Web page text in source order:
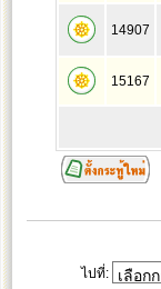
14907
15167
ไปที่: